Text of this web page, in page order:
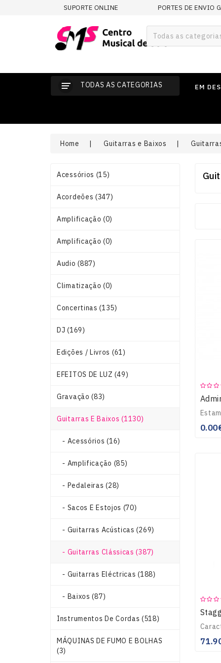
SUPORTE ONLINE PORTES DE ENVIO
Todas as
TODAS AS CATEGORIAS EM
Home Guitarras e Baixos
Acessórios (15)
Acordeões (347)
Amplificação (0)
Amplificação (0)
Audio (887)
Climatização (0)
Concertinas (135)
DJ (169)
Edições / Livros (61)
EFEITOS DE LUZ (49)
Gravação (83)
Guitarras E Baixos (1130)
- Acessórios (16)
- Amplificação (85)
- Pedaleiras (28)
- Sacos E Estojos (70)
- Guitarras Acústicas (269)
- Guitarras Clássicas (387)
- Guitarras Eléctricas (188)
- Baixos (87)
Instrumentos De Cordas (518)
MÁQUINAS DE FUMO E BOLHAS
(3)